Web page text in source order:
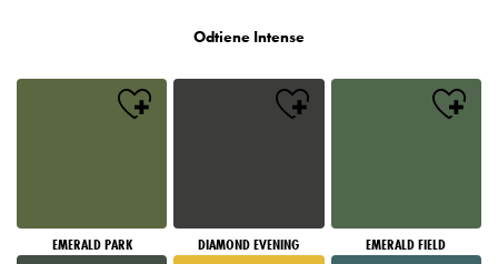
Odtiene Intense
EMERALD PARK DIAMOND EVENING EMERALD FIELD